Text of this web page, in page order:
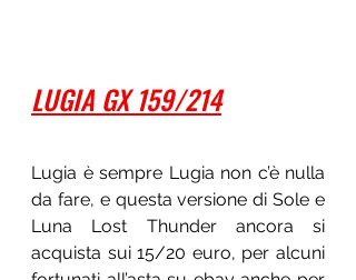
LUGIA GX 159/214
Lugia è sempre Lugia non c’è nulla
da fare, e questa versione di Sole e
Luna Lost Thunder ancora si
acquista sui 15/20 euro, per alcuni